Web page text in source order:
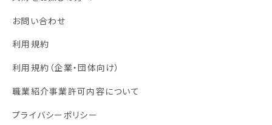
お問い合わせ
利用規約
利用規約 （企業・団体向け）
職業紹介事業許可内容について
プライバシーポリシー